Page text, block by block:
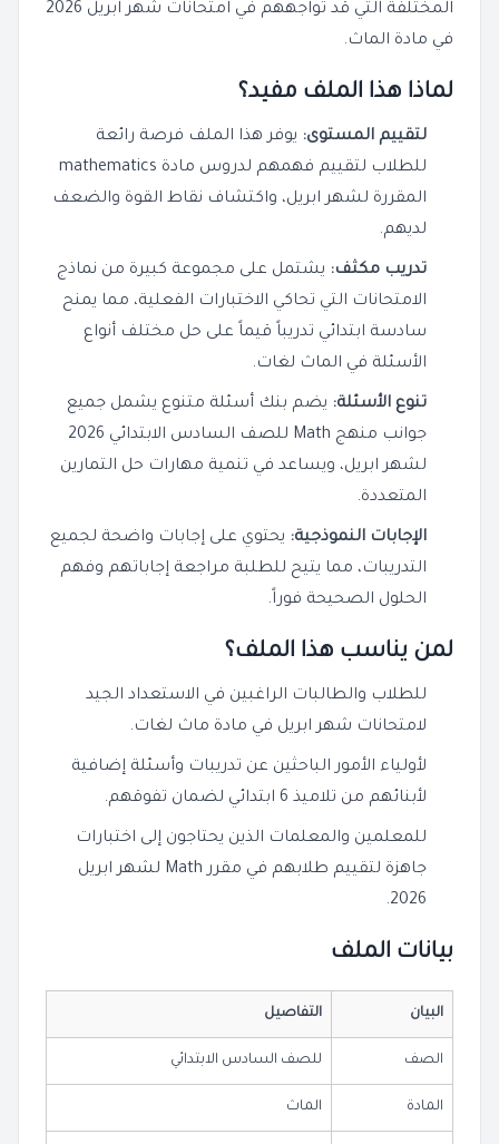
المختلفة التي قد تواجههم في امتحانات شهر ابريل 2026
في مادة الماث.
لماذا هذا الملف مفيد؟
لتقييم المستوى: يوفر هذا الملف فرصة رائعة
للطلاب لتقييم فهمهم لدروس مادة mathematics
المقررة لشهر ابريل، واكتشاف نقاط القوة والضعف
لديهم.
تدريب مكثف: يشتمل على مجموعة كبيرة من نماذج
الامتحانات التي تحاكي الاختبارات الفعلية، مما يمنح
سادسة ابتدائي تدريباً قيماً على حل مختلف أنواع
الأسئلة في الماث لغات.
تنوع الأسئلة: يضم بنك أسئلة متنوع يشمل جميع
جوانب منهج Math للصف السادس الابتدائي 2026
لشهر ابريل، ويساعد في تنمية مهارات حل التمارين
المتعددة.
الإجابات النموذجية: يحتوي على إجابات واضحة لجميع
التدريبات، مما يتيح للطلبة مراجعة إجاباتهم وفهم
الحلول الصحيحة فوراً.
لمن يناسب هذا الملف؟
للطلاب والطالبات الراغبين في الاستعداد الجيد
لامتحانات شهر ابريل في مادة ماث لغات.
لأولياء الأمور الباحثين عن تدريبات وأسئلة إضافية
لأبنائهم من تلاميذ 6 ابتدائي لضمان تفوقهم.
للمعلمين والمعلمات الذين يحتاجون إلى اختبارات
جاهزة لتقييم طلابهم في مقرر Math لشهر ابريل
2026.
بيانات الملف
البيان التفاصيل
الصف للصف السادس الابتدائي
المادة الماث